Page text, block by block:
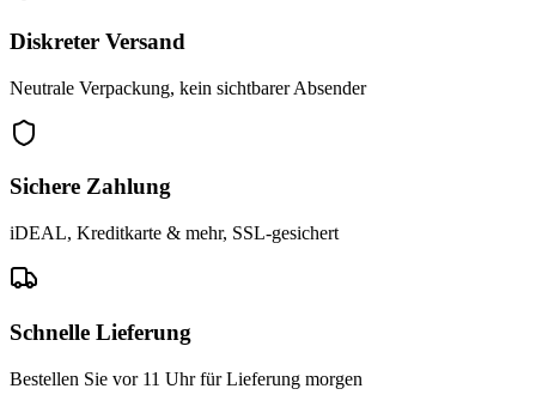
Diskreter Versand
Neutrale Verpackung, kein sichtbarer Absender
Sichere Zahlung
iDEAL, Kreditkarte & mehr, SSL-gesichert
Schnelle Lieferung
Bestellen Sie vor 11 Uhr für Lieferung morgen